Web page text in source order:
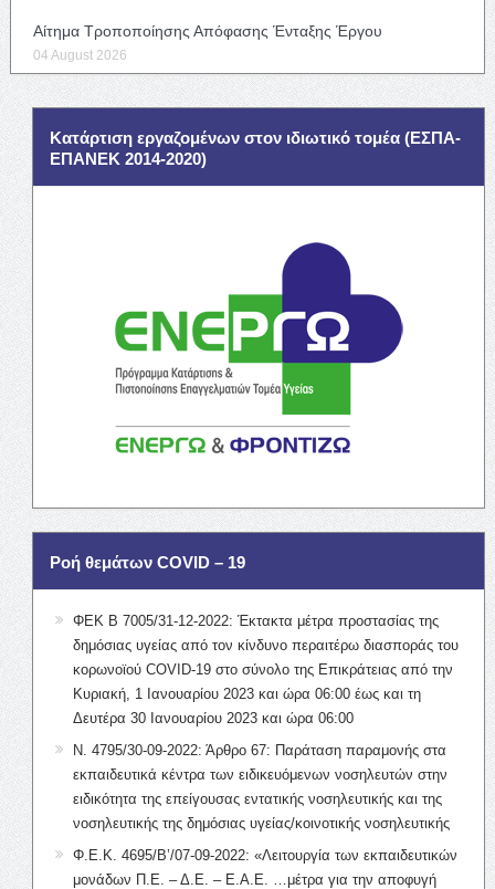
Αίτημα Τροποποίησης Απόφασης Ένταξης Έργου
04 August 2026
Κατάρτιση εργαζομένων στον ιδιωτικό τομέα (ΕΣΠΑ-
ΕΠΑΝΕΚ 2014-2020)
Ροή θεμάτων COVID – 19
ΦΕΚ Β 7005/31-12-2022: Έκτακτα μέτρα προστασίας της
δημόσιας υγείας από τον κίνδυνο περαιτέρω διασποράς του
κορωνοϊού COVID-19 στο σύνολο της Επικράτειας από την
Κυριακή, 1 Ιανουαρίου 2023 και ώρα 06:00 έως και τη
Δευτέρα 30 Ιανουαρίου 2023 και ώρα 06:00
Ν. 4795/30-09-2022: Άρθρο 67: Παράταση παραμονής στα
εκπαιδευτικά κέντρα των ειδικευόμενων νοσηλευτών στην
ειδικότητα της επείγουσας εντατικής νοσηλευτικής και της
νοσηλευτικής της δημόσιας υγείας/κοινοτικής νοσηλευτικής
Φ.Ε.Κ. 4695/Β’/07-09-2022: «Λειτουργία των εκπαιδευτικών
μονάδων Π.Ε. – Δ.Ε. – Ε.Α.Ε. …μέτρα για την αποφυγή